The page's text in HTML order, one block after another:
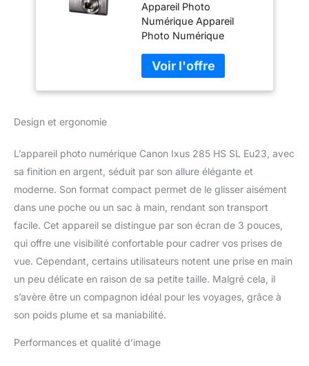
Argent
Appareil Photo
Numérique Appareil
Photo Numérique
Numérique Appareil
Photo Numérique
Design et ergonomie
L’appareil photo numérique Canon Ixus 285 HS SL Eu23, avec
sa finition en argent, séduit par son allure élégante et
moderne. Son format compact permet de le glisser aisément
dans une poche ou un sac à main, rendant son transport
facile. Cet appareil se distingue par son écran de 3 pouces,
qui offre une visibilité confortable pour cadrer vos prises de
vue. Cependant, certains utilisateurs notent une prise en main
un peu délicate en raison de sa petite taille. Malgré cela, il
s’avère être un compagnon idéal pour les voyages, grâce à
son poids plume et sa maniabilité.
Performances et qualité d’image